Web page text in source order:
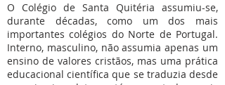
O Colégio de Santa Quitéria assumiu-se,
durante décadas, como um dos mais
importantes colégios do Norte de Portugal.
Interno, masculino, não assumia apenas um
ensino de valores cristãos, mas uma prática
educacional científica que se traduzia desde